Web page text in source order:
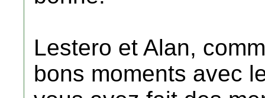
Lestero et Alan,
bons moments avec